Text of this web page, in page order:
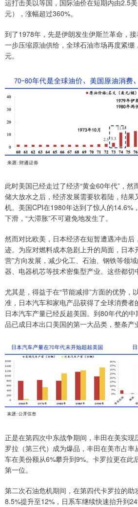
运打击美以等国，国际油价在短期内由2.5
元），涨幅超过360%。
到了1978年，先是伊朗发生伊斯兰革命，
一步压缩原油供给，全球石油市场再度紧绷
元。
此时美国已经走过了经济“黄金60年代”，然
储大放水之后，经济发展需要软着陆，结果
机。美国CPI在1980年达到了惊人的14.6%
下滑，“大滞胀”不可避免地发生了。
然而对比欧美，日本经济在短暂遭遇冲击后
迹。为应对燃料成本急剧上升的局面，日本
营”方向发展，减少化工、石油、钢铁等领
器、电器机芯等技术密集型产业。这些都切
尤其是，得益于在“节能减排”方面的优势，
准，日本汽车和家电产品获得了全球消费者
日本汽车产量已经反超美国。到80年代的
品已成日本出口美国的第一大品类，整条产
正是在第四次中东战争期间，丰田在美实现
罗拉（第三代）成为爆品，丰田在美市占
车在美份额从6%攀升到9%。卡罗拉更在此
第一位。
第二次石油危机期间，在第四代卡罗拉的助
8.5%提升至12%，日系车继续快速抬升到